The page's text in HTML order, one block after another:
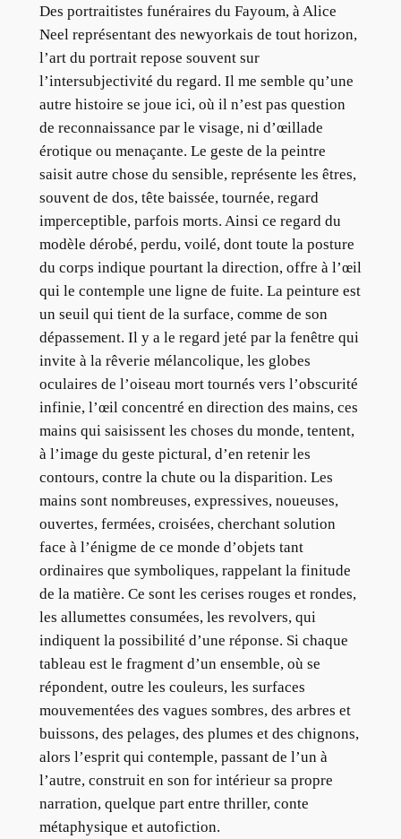
Des portraitistes funéraires du Fayoum, à Alice
Neel représentant des newyorkais de tout horizon,
l’art du portrait repose souvent sur
l’intersubjectivité du regard. Il me semble qu’une
autre histoire se joue ici, où il n’est pas question
de reconnaissance par le visage, ni d’œillade
érotique ou menaçante. Le geste de la peintre
saisit autre chose du sensible, représente les êtres,
souvent de dos, tête baissée, tournée, regard
imperceptible, parfois morts. Ainsi ce regard du
modèle dérobé, perdu, voilé, dont toute la posture
du corps indique pourtant la direction, offre à l’œil
qui le contemple une ligne de fuite. La peinture est
un seuil qui tient de la surface, comme de son
dépassement. Il y a le regard jeté par la fenêtre qui
invite à la rêverie mélancolique, les globes
oculaires de l’oiseau mort tournés vers l’obscurité
infinie, l’œil concentré en direction des mains, ces
mains qui saisissent les choses du monde, tentent,
à l’image du geste pictural, d’en retenir les
contours, contre la chute ou la disparition. Les
mains sont nombreuses, expressives, noueuses,
ouvertes, fermées, croisées, cherchant solution
face à l’énigme de ce monde d’objets tant
ordinaires que symboliques, rappelant la finitude
de la matière. Ce sont les cerises rouges et rondes,
les allumettes consumées, les revolvers, qui
indiquent la possibilité d’une réponse. Si chaque
tableau est le fragment d’un ensemble, où se
répondent, outre les couleurs, les surfaces
mouvementées des vagues sombres, des arbres et
buissons, des pelages, des plumes et des chignons,
alors l’esprit qui contemple, passant de l’un à
l’autre, construit en son for intérieur sa propre
narration, quelque part entre thriller, conte
métaphysique et autofiction.